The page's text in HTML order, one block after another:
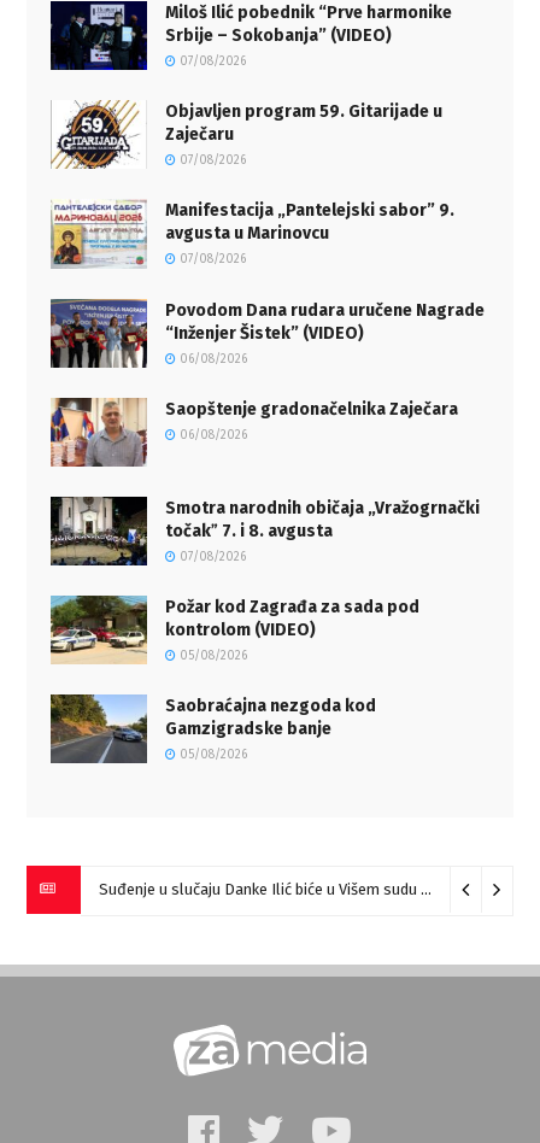
Miloš Ilić pobednik “Prve harmonike
Srbije – Sokobanja” (VIDEO)
07/08/2026
Objavljen program 59. Gitarijade u
Zaječaru
07/08/2026
Manifestacija „Pantelejski sabor” 9.
avgusta u Marinovcu
07/08/2026
Povodom Dana rudara uručene Nagrade
“Inženjer Šistek” (VIDEO)
06/08/2026
Saopštenje gradonačelnika Zaječara
06/08/2026
Smotra narodnih običaja „Vražogrnački
točakˮ 7. i 8. avgusta
07/08/2026
Požar kod Zagrađa za sada pod
kontrolom (VIDEO)
05/08/2026
Saobraćajna nezgoda kod
Gamzigradske banje
05/08/2026
Miloš Ilić pobednik “Prve harmonike Srbije – Sokobanja” (VIDEO)